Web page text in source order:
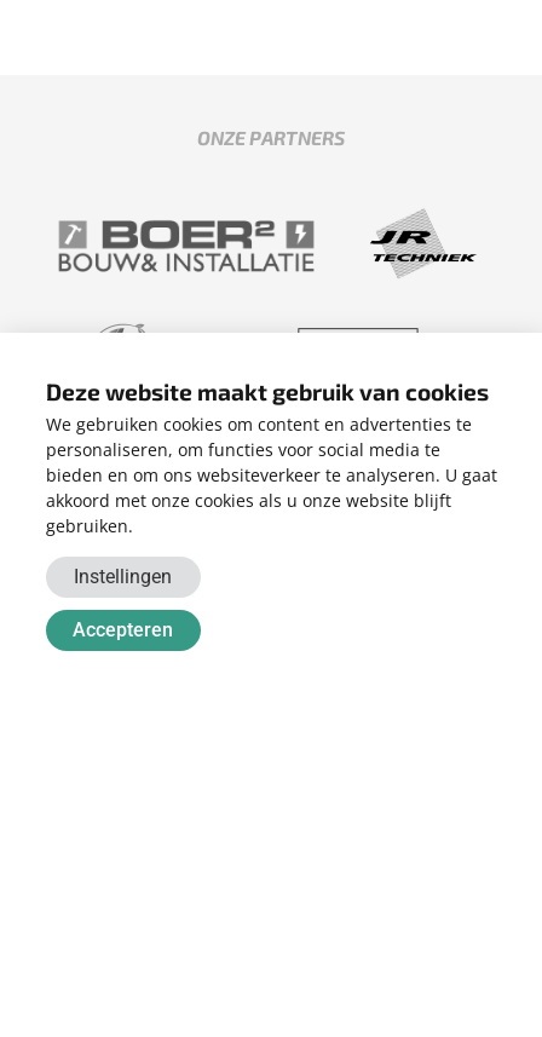
ONZE PARTNERS
Deze website maakt gebruik van cookies
We gebruiken cookies om content en advertenties te
personaliseren, om functies voor social media te
bieden en om ons websiteverkeer te analyseren. U gaat
akkoord met onze cookies als u onze website blijft
gebruiken.
Instellingen
Accepteren